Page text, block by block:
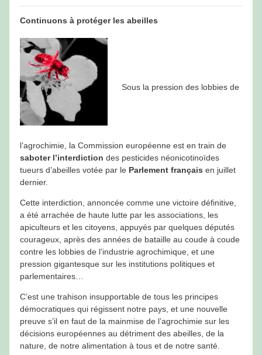
Continuons à protéger les abeilles
Sous la pression des lobbies de
l’agrochimie, la Commission européenne est en train de
saboter l’interdiction des pesticides néonicotinoïdes
tueurs d’abeilles votée par le Parlement français en juillet
dernier.
Cette interdiction, annoncée comme une victoire définitive,
a été arrachée de haute lutte par les associations, les
apiculteurs et les citoyens, appuyés par quelques députés
courageux, après des années de bataille au coude à coude
contre les lobbies de l’industrie agrochimique, et une
pression gigantesque sur les institutions politiques et
parlementaires…
C’est une trahison insupportable de tous les principes
démocratiques qui régissent notre pays, et une nouvelle
preuve s’il en faut de la mainmise de l’agrochimie sur les
décisions européennes au détriment des abeilles, de la
nature, de notre alimentation à tous et de notre santé.